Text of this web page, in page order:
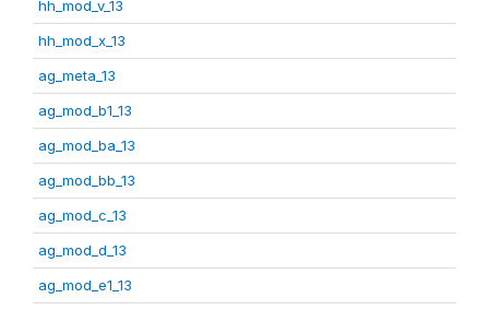
hh_mod_v_13
hh_mod_x_13
ag_meta_13
ag_mod_b1_13
ag_mod_ba_13
ag_mod_bb_13
ag_mod_c_13
ag_mod_d_13
ag_mod_e1_13